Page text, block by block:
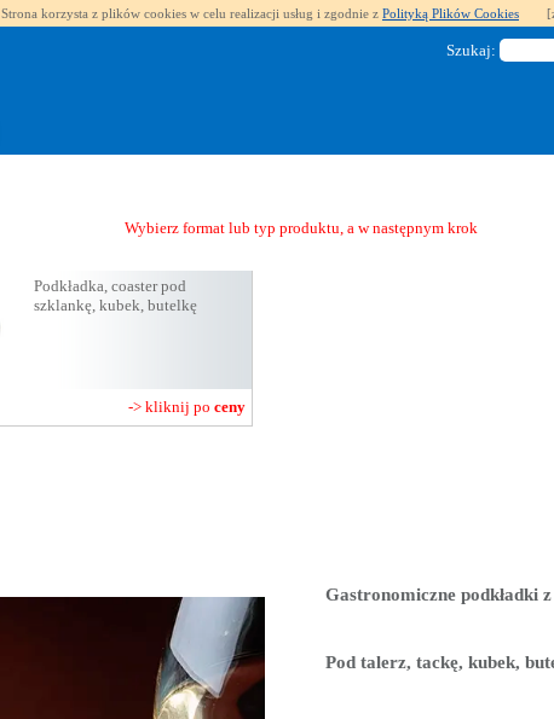
Strona korzysta z plików cookies w celu realizacji usług i zgodnie z Polityką Plików Cookies
Szukaj:
Wybierz format lub typ produktu, a w następnym kroku uzyskasz wycenę
Podkładka, coaster pod
szklankę, kubek, butelkę
-> kliknij po ceny
Gastronomiczne podkładki
Pod talerz, tackę, kubek,